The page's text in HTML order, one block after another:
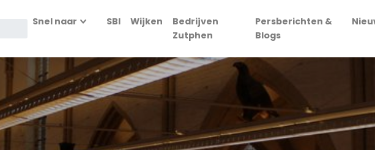
Snel naar SBI Wijken
Bedrijven
Zutphen
Persberichten &
Blogs